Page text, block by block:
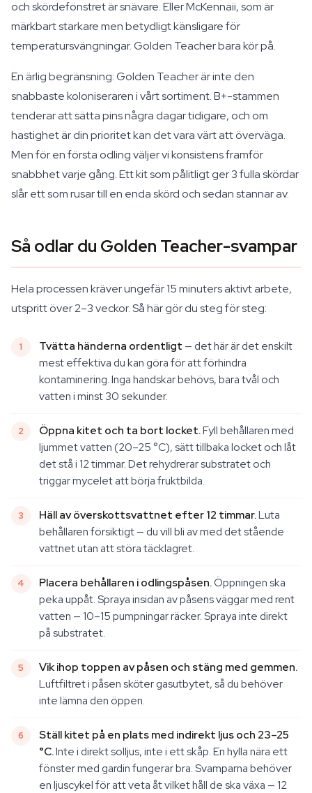
och skördefönstret är snävare. Eller McKennaii, som är
märkbart starkare men betydligt känsligare för
temperatursvängningar. Golden Teacher bara kör på.
En ärlig begränsning: Golden Teacher är inte den
snabbaste koloniseraren i vårt sortiment. B+-stammen
tenderar att sätta pins några dagar tidigare, och om
hastighet är din prioritet kan det vara värt att överväga.
Men för en första odling väljer vi konsistens framför
snabbhet varje gång. Ett kit som pålitligt ger 3 fulla skördar
slår ett som rusar till en enda skörd och sedan stannar av.
Så odlar du Golden Teacher-svampar
Hela processen kräver ungefär 15 minuters aktivt arbete,
utspritt över 2–3 veckor. Så här gör du steg för steg:
Tvätta händerna ordentligt — det här är det enskilt
mest effektiva du kan göra för att förhindra
kontaminering. Inga handskar behövs, bara tvål och
vatten i minst 30 sekunder.
Öppna kitet och ta bort locket.Fyll behållaren med
ljummet vatten (20–25 °C), sätt tillbaka locket och låt
det stå i 12 timmar. Det rehydrerar substratet och
triggar mycelet att börja fruktbilda.
Häll av överskottsvattnet efter 12 timmar.Luta
behållaren försiktigt — du vill bli av med det stående
vattnet utan att störa täcklagret.
Placera behållaren i odlingspåsen.Öppningen ska
peka uppåt. Spraya insidan av påsens väggar med rent
vatten — 10–15 pumpningar räcker. Spraya inte direkt
på substratet.
Vik ihop toppen av påsen och stäng med gemmen.
Luftfiltret i påsen sköter gasutbytet, så du behöver
inte lämna den öppen.
Ställ kitet på en plats med indirekt ljus och 23–25
°C.Inte i direkt solljus, inte i ett skåp. En hylla nära ett
fönster med gardin fungerar bra. Svamparna behöver
en ljuscykel för att veta åt vilket håll de ska växa — 12